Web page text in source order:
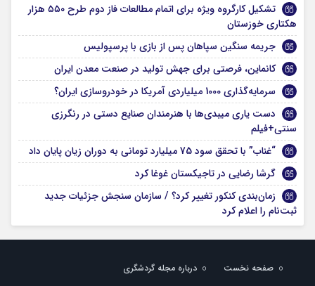
تشکیل کارگروه ویژه برای اتمام مطالعات فاز دوم طرح ۵۵۰ هزار
هکتاری خوزستان
جریمه سنگین سپاهان پس از بازی با پرسپولیس
کانماین، فرصتی برای جهش تولید در صنعت معدن ایران
سرمایه‌گذاری 1000 میلیاردی آمریکا در خودروسازی ایران؟
دست یاری میبدی‌ها با هنرمندان صنایع دستی در رنگرزی
سنتی+فیلم
“غناب” با تحقق سود 75 میلیارد تومانی به دوران زیان پایان داد
گرشا رضایی در تاجیکستان غوغا کرد
زمان‌بندی کنکور تغییر کرد؟ / سازمان سنجش جزئیات جدید
ثبت‌نام را اعلام کرد
صفحه نخست
درباره مجله گردشگری